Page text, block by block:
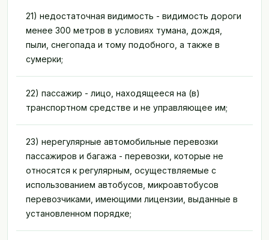
21) недостаточная видимость - видимость дороги
менее 300 метров в условиях тумана, дождя,
пыли, снегопада и тому подобного, а также в
сумерки;
22) пассажир - лицо, находящееся на (в)
транспортном средстве и не управляющее им;
23) нерегулярные автомобильные перевозки
пассажиров и багажа - перевозки, которые не
относятся к регулярным, осуществляемые с
использованием автобусов, микроавтобусов
перевозчиками, имеющими лицензии, выданные в
установленном порядке;